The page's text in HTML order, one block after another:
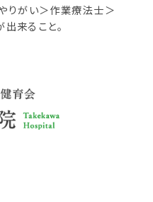
りがい
作業療法士
来ること。